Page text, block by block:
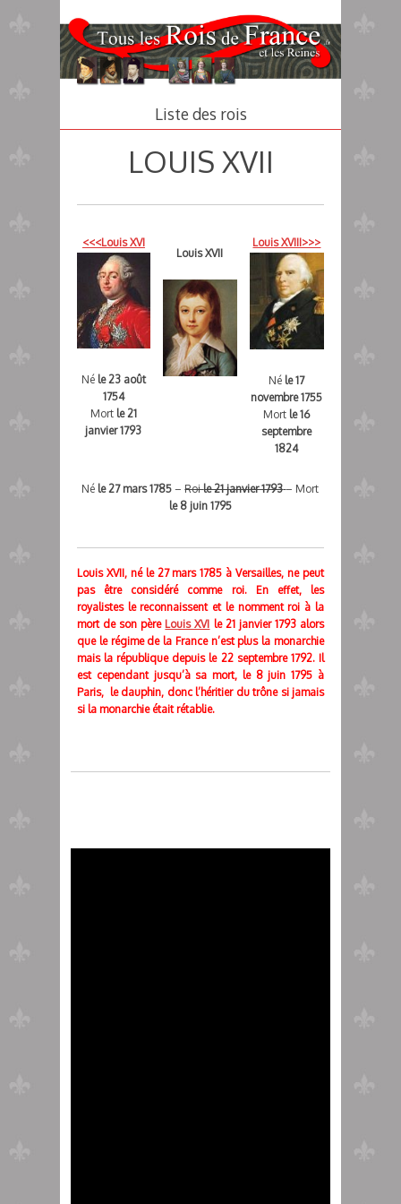
au
contenu
principal
Liste des rois
LOUIS XVII
<<<Louis XVI
Né le 23 août
1754
Mort le 21
janvier 1793
Louis XVII
Louis XVIII>>>
Né le 17
novembre 1755
Mort le 16
septembre
1824
Né le 27 mars 1785 –Roile 21 janvier 1793 – Mort
le 8 juin 1795
Louis XVII, né le 27 mars 1785 à Versailles, ne peut
pas être considéré comme roi. En effet, les
royalistes le reconnaissent et le nomment roi à la
mort de son père Louis XVI le 21 janvier 1793 alors
que le régime de la France n’est plus la monarchie
mais la république depuis le 22 septembre 1792. Il
est cependant jusqu’à sa mort, le 8 juin 1795 à
Paris, le dauphin, donc l’héritier du trône si jamais
si la monarchie était rétablie.